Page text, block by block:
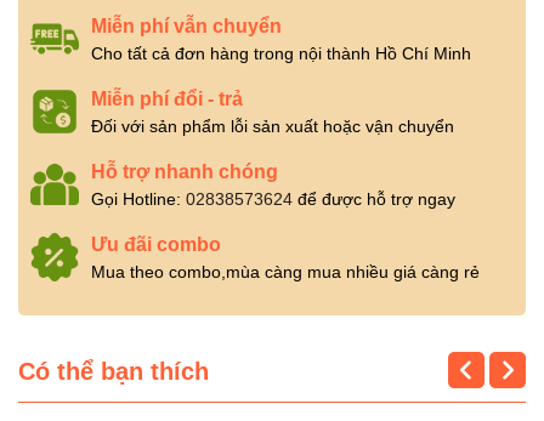
Miễn phí vẫn chuyển
Cho tất cả đơn hàng trong nội thành Hồ Chí Minh
Miễn phí đổi - trả
Đối với sản phẩm lỗi sản xuất hoặc vận chuyển
Hỗ trợ nhanh chóng
Gọi Hotline: 02838573624 để được hỗ trợ ngay
Ưu đãi combo
Mua theo combo,mùa càng mua nhiều giá càng rẻ
Có thể bạn thích